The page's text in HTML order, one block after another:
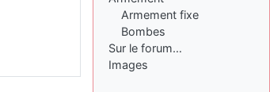
d9pouces il y a 2 mois,
1 semaine: ouakamois > si tu
parles du sujet sur l'Armée
de l'Air, bien sûr que oui !
Armement fixe
Bombes
Sur le forum…
Images